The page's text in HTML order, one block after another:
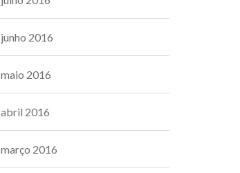
junho 2016
maio 2016
abril 2016
março 2016